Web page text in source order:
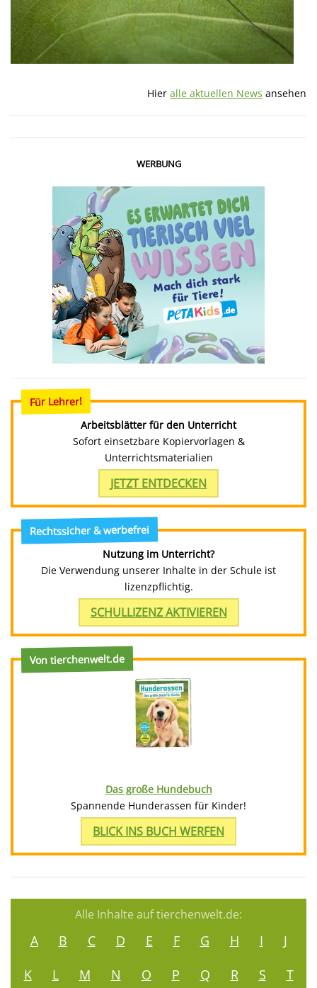
Hier alle aktuellen News ansehen
WERBUNG
Für Lehrer!
Arbeitsblätter für den Unterricht
Sofort einsetzbare Kopiervorlagen &
Unterrichtsmaterialien
JETZT ENTDECKEN
Rechtssicher & werbefrei
Nutzung im Unterricht?
Die Verwendung unserer Inhalte in der Schule ist
lizenzpflichtig.
SCHULLIZENZ AKTIVIEREN
Von tierchenwelt.de
Das große Hundebuch
Spannende Hunderassen für Kinder!
BLICK INS BUCH WERFEN
Alle Inhalte auf tierchenwelt.de:
A B C D E F G H I
J
K
L M N O P Q R S
T